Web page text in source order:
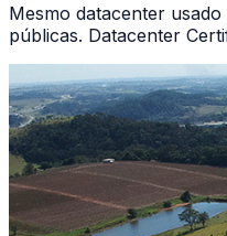
Mesmo datacenter
públicas. Datacenter